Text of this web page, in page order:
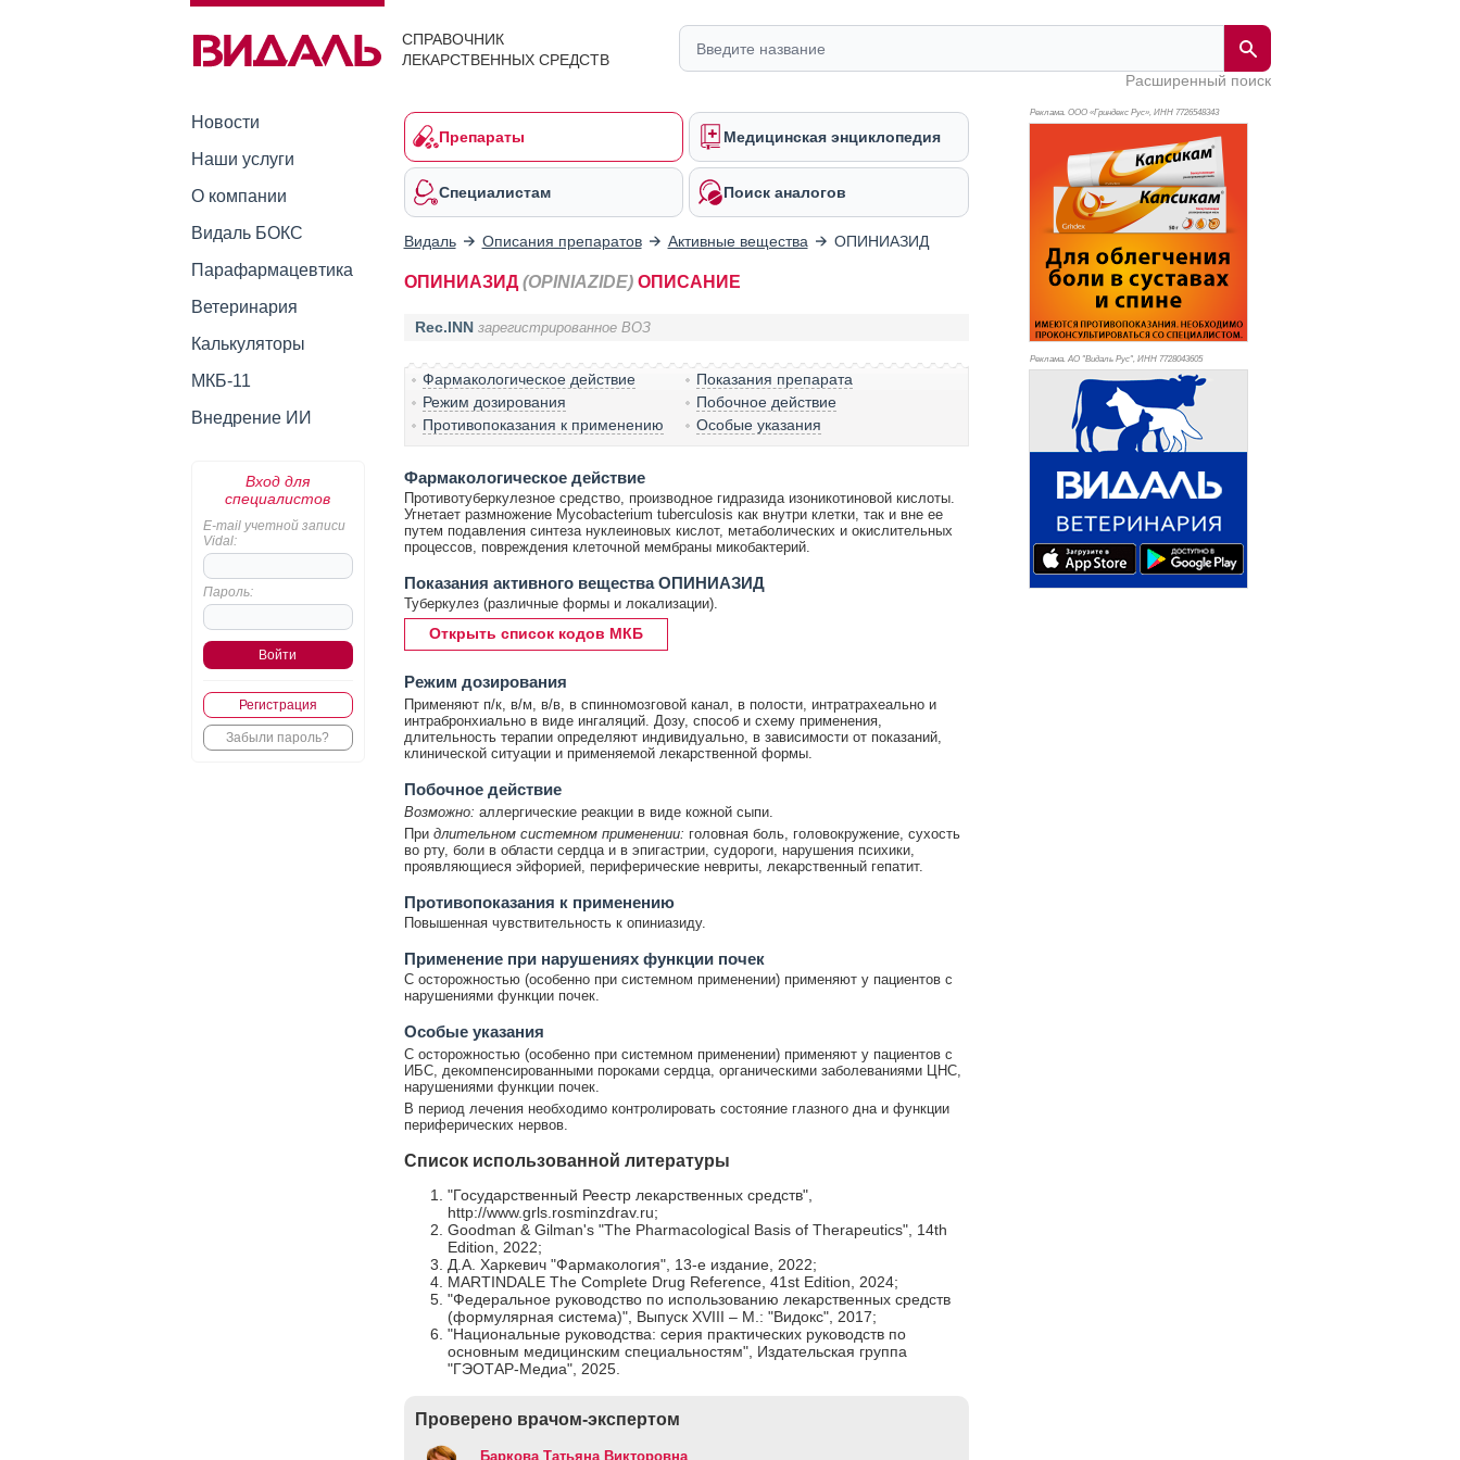
СПРАВОЧНИК
ЛЕКАРСТВЕННЫХ СРЕДСТВ
Расширенный поиск
Новости
Наши услуги
О компании
Видаль БОКС
Парафармацевтика
Ветеринария
Калькуляторы
МКБ-11
Внедрение ИИ
Вход для
специалистов
E-mail учетной записи
Vidal:
Пароль:
Регистрация
Забыли пароль?
Препараты Медицинская энциклопедия
Специалистам Поиск аналогов
Видаль Описания препаратов Активные вещества ОПИНИАЗИД
ОПИНИАЗИД(OPINIAZIDE)ОПИСАНИЕ
Rec.INN зарегистрированное ВОЗ
Фармакологическое действие
Показания препарата
Режим дозирования
Побочное действие
Противопоказания к применению
Особые указания
Фармакологическое действие
Противотуберкулезное средство, производное гидразида изоникотиновой кислоты.
Угнетает размножение Mycobacterium tuberculosis как внутри клетки, так и вне ее
путем подавления синтеза нуклеиновых кислот, метаболических и окислительных
процессов, повреждения клеточной мембраны микобактерий.
Показания активного вещества ОПИНИАЗИД
Туберкулез (различные формы и локализации).
Открыть список кодов МКБ
Режим дозирования
Применяют п/к, в/м, в/в, в спинномозговой канал, в полости, интратрахеально и
интрабронхиально в виде ингаляций. Дозу, способ и схему применения,
длительность терапии определяют индивидуально, в зависимости от показаний,
клинической ситуации и применяемой лекарственной формы.
Побочное действие
Возможно: аллергические реакции в виде кожной сыпи.
При длительном системном применении: головная боль, головокружение, сухость
во рту, боли в области сердца и в эпигастрии, судороги, нарушения психики,
проявляющиеся эйфорией, периферические невриты, лекарственный гепатит.
Противопоказания к применению
Повышенная чувствительность к опиниазиду.
Применение при нарушениях функции почек
С осторожностью (особенно при системном применении) применяют у пациентов с
нарушениями функции почек.
Особые указания
С осторожностью (особенно при системном применении) применяют у пациентов с
ИБС, декомпенсированными пороками сердца, органическими заболеваниями ЦНС,
нарушениями функции почек.
В период лечения необходимо контролировать состояние глазного дна и функции
периферических нервов.
Список использованной литературы
"Государственный Реестр лекарственных средств",
http://www.grls.rosminzdrav.ru;
Goodman & Gilman's "The Pharmacological Basis of Therapeutics", 14th
Edition, 2022;
Д.А. Харкевич "Фармакология", 13-е издание, 2022;
MARTINDALE The Complete Drug Reference, 41st Edition, 2024;
"Федеральное руководство по использованию лекарственных средств
(формулярная система)", Выпуск XVIII – М.: "Видокс", 2017;
"Национальные руководства: серия практических руководств по
основным медицинским специальностям", Издательская группа
"ГЭОТАР-Медиа", 2025.
Проверено врачом-экспертом
Баркова Татьяна Викторовна
Реклама. ООО «Гриндекс Рус», ИНН 7726548343
Реклама. АО "Видаль Рус", ИНН 7728043605